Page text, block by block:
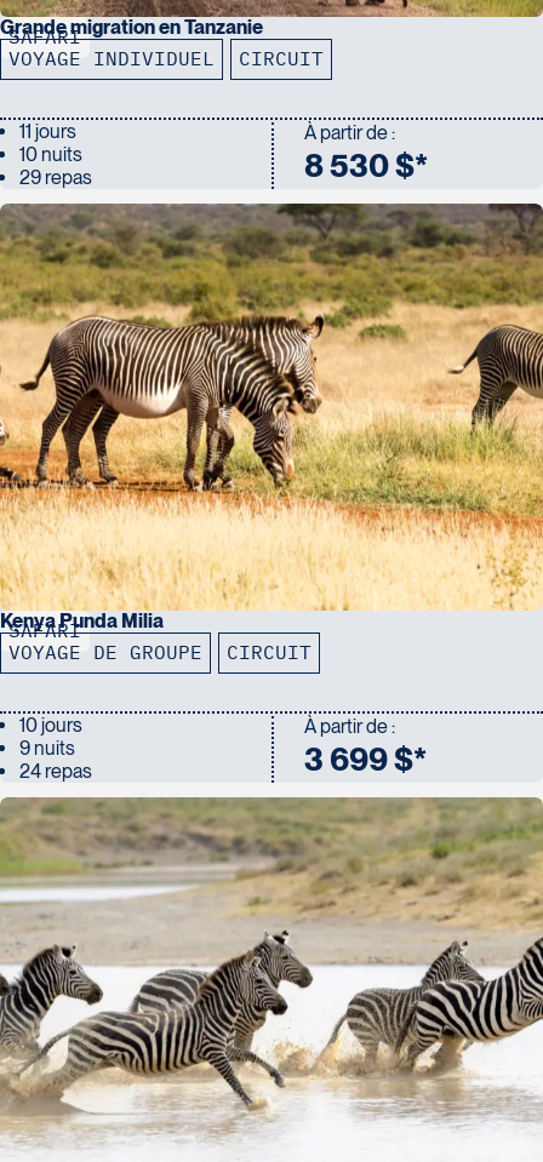
SAFARI
Grande migration en Tanzanie
VOYAGE INDIVIDUEL CIRCUIT
11 jours
10 nuits
29 repas
À partir de :
8 530 $*
SAFARI
Kenya Punda Milia
VOYAGE DE GROUPE CIRCUIT
10 jours
9 nuits
24 repas
À partir de :
3 699 $*